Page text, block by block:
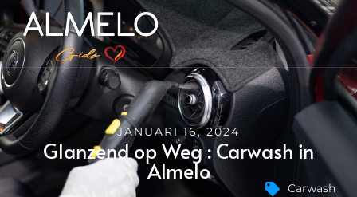
JANUARI 16, 2024
Glanzend op Weg : Carwash in
Almelo
Carwash